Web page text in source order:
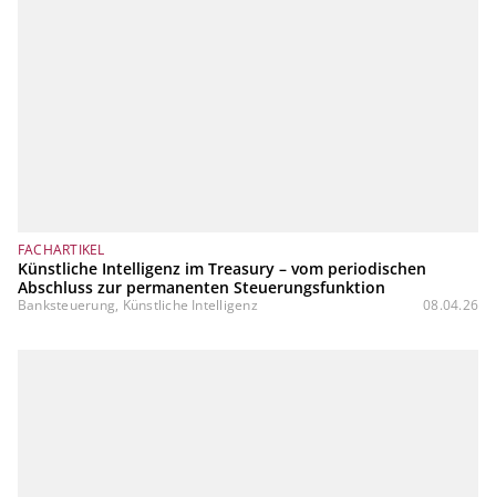
FACHARTIKEL
Künstliche Intelligenz im Treasury – vom periodischen
Abschluss zur permanenten Steuerungsfunktion
Banksteuerung, Künstliche Intelligenz 08.04.26